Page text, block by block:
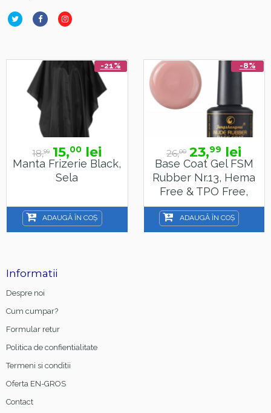
-21%
18,99 15,00 lei
Manta Frizerie Black,
Sela
ADAUGĂ ÎN COȘ
-8%
26,00 23,99 lei
Base Coat Gel FSM
Rubber Nr.13, Hema
Free & TPO Free,
15ml
ADAUGĂ ÎN COȘ
Informatii
Despre noi
Cum cumpar?
Formular retur
Politica de confientialitate
Termeni si conditii
Oferta EN-GROS
Contact